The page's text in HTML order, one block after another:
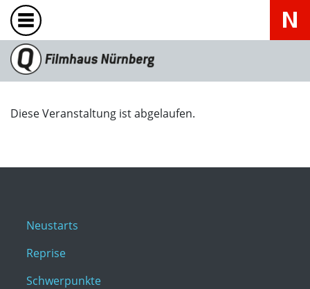
Diese Veranstaltung ist abgelaufen.
Neustarts
Reprise
Schwerpunkte